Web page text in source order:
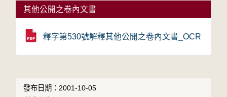
其他公開之卷內文書
釋字第530號解釋其他公開之卷內文書_OCR
發布日期：2001-10-05